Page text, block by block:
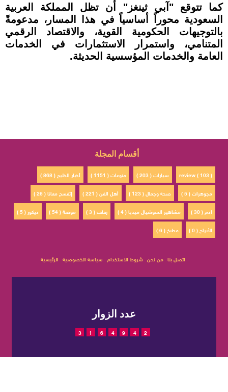
كما تتوقع "آبي ثينغز" أن تظل المملكة العربية
السعودية محوراً أساسياً في هذا المسار، مدعومةً
بالتوجيهات الحكومية القوية، والاقتصاد الرقمي
المتنامي، واستمرار الاستثمارات في الخدمات
العامة والخدمات المؤسسية الحديثة.
أقسام المجلة
أخبار الخليج ( 868 ) منوعات ( 1151 ) سيارات ( 203 )
review ( 103 )
إتفسح معانا ( 26 )
أهل الفن ( 221 ) صحة وجمال ( 123 )
مجوهرات ( 5 )
ديكور ( 5 )
موضة ( 54 ) زفاف ( 3 ) مشاهير السوشيال ميديا ( 4 )
ادم ( 30 )
مطبخ ( 6 )
الأبراج ( 0 )
الرئيسية سياسة الخصوصية شروط الاستخدام من نحن اتصل بنا
عدد الزوار
3 1 6 4 9 4 2